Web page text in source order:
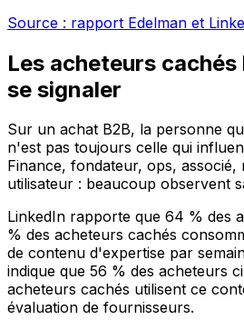
Source : rapport Edelman et
Les acheteurs
se signaler
Sur un achat B2B, la personne
n'est pas toujours celle qui
Finance, fondateur, ops, associé,
utilisateur : beaucoup observent
LinkedIn rapporte que 64 % des
% des acheteurs cachés
de contenu d'expertise par
indique que 56 % des acheteurs
acheteurs cachés utilisent ce
évaluation de fournisseurs.